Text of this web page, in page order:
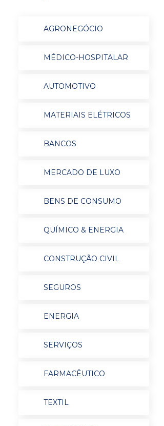
AGRONEGÓCIO
MÉDICO-HOSPITALAR
AUTOMOTIVO
MATERIAIS ELÉTRICOS
BANCOS
MERCADO DE LUXO
BENS DE CONSUMO
QUÍMICO & ENERGIA
CONSTRUÇÃO CIVIL
SEGUROS
ENERGIA
SERVIÇOS
FARMACÊUTICO
TEXTIL